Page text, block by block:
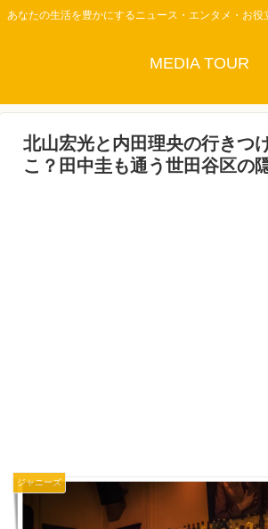
あなたの生活を豊かにするニュース・エンタメ・お役
MEDIA TOUR
北山宏光と内田理央の行きつ
こ？田中圭も通う世田谷区の
ジャニーズ